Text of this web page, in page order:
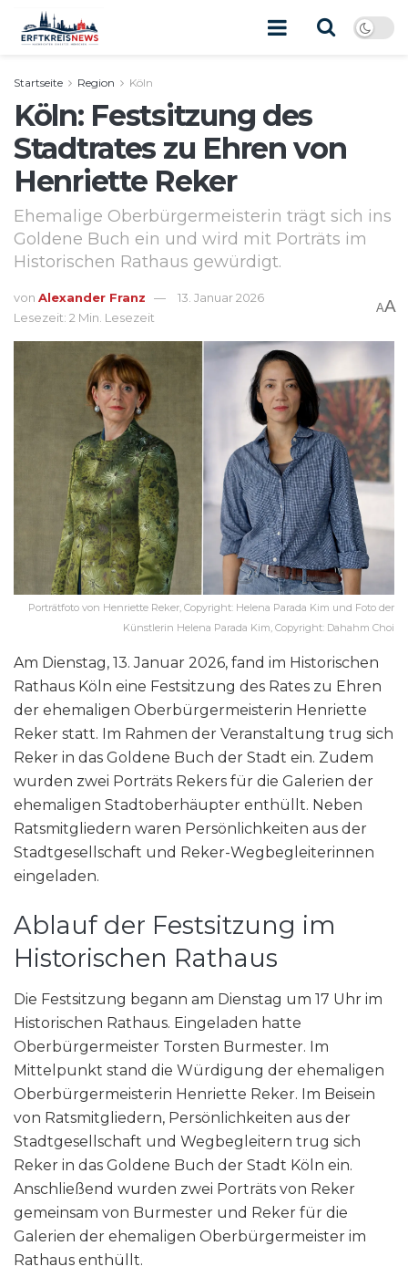
Startseite Region Köln
Köln: Festsitzung des
Stadtrates zu Ehren von
Henriette Reker
Ehemalige Oberbürgermeisterin trägt sich ins
Goldene Buch ein und wird mit Porträts im
Historischen Rathaus gewürdigt.
von Alexander Franz
13. Januar 2026
Lesezeit: 2 Min. Lesezeit
AA
Porträtfoto von Henriette Reker, Copyright: Helena Parada Kim und Foto der
Künstlerin Helena Parada Kim, Copyright: Dahahm Choi
Am Dienstag, 13. Januar 2026, fand im Historischen
Rathaus Köln eine Festsitzung des Rates zu Ehren
der ehemaligen Oberbürgermeisterin Henriette
Reker statt. Im Rahmen der Veranstaltung trug sich
Reker in das Goldene Buch der Stadt ein. Zudem
wurden zwei Porträts Rekers für die Galerien der
ehemaligen Stadtoberhäupter enthüllt. Neben
Ratsmitgliedern waren Persönlichkeiten aus der
Stadtgesellschaft und Reker-Wegbegleiterinnen
eingeladen.
Ablauf der Festsitzung im
Historischen Rathaus
Die Festsitzung begann am Dienstag um 17 Uhr im
Historischen Rathaus. Eingeladen hatte
Oberbürgermeister Torsten Burmester. Im
Mittelpunkt stand die Würdigung der ehemaligen
Oberbürgermeisterin Henriette Reker. Im Beisein
von Ratsmitgliedern, Persönlichkeiten aus der
Stadtgesellschaft und Wegbegleitern trug sich
Reker in das Goldene Buch der Stadt Köln ein.
Anschließend wurden zwei Porträts von Reker
gemeinsam von Burmester und Reker für die
Galerien der ehemaligen Oberbürgermeister im
Rathaus enthüllt.